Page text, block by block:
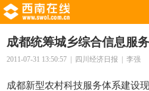
成都统筹城乡综合信息服
2011-07-31 13:50:57 | 四川经济日报 | 李强
成都新型农村科技服务体系建设